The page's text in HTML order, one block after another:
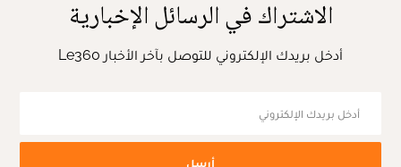
الاشتراك في الرسائل الإخبارية
أدخل بريدك الإلكتروني للتوصل بآخر الأخبار Le360
أرسل